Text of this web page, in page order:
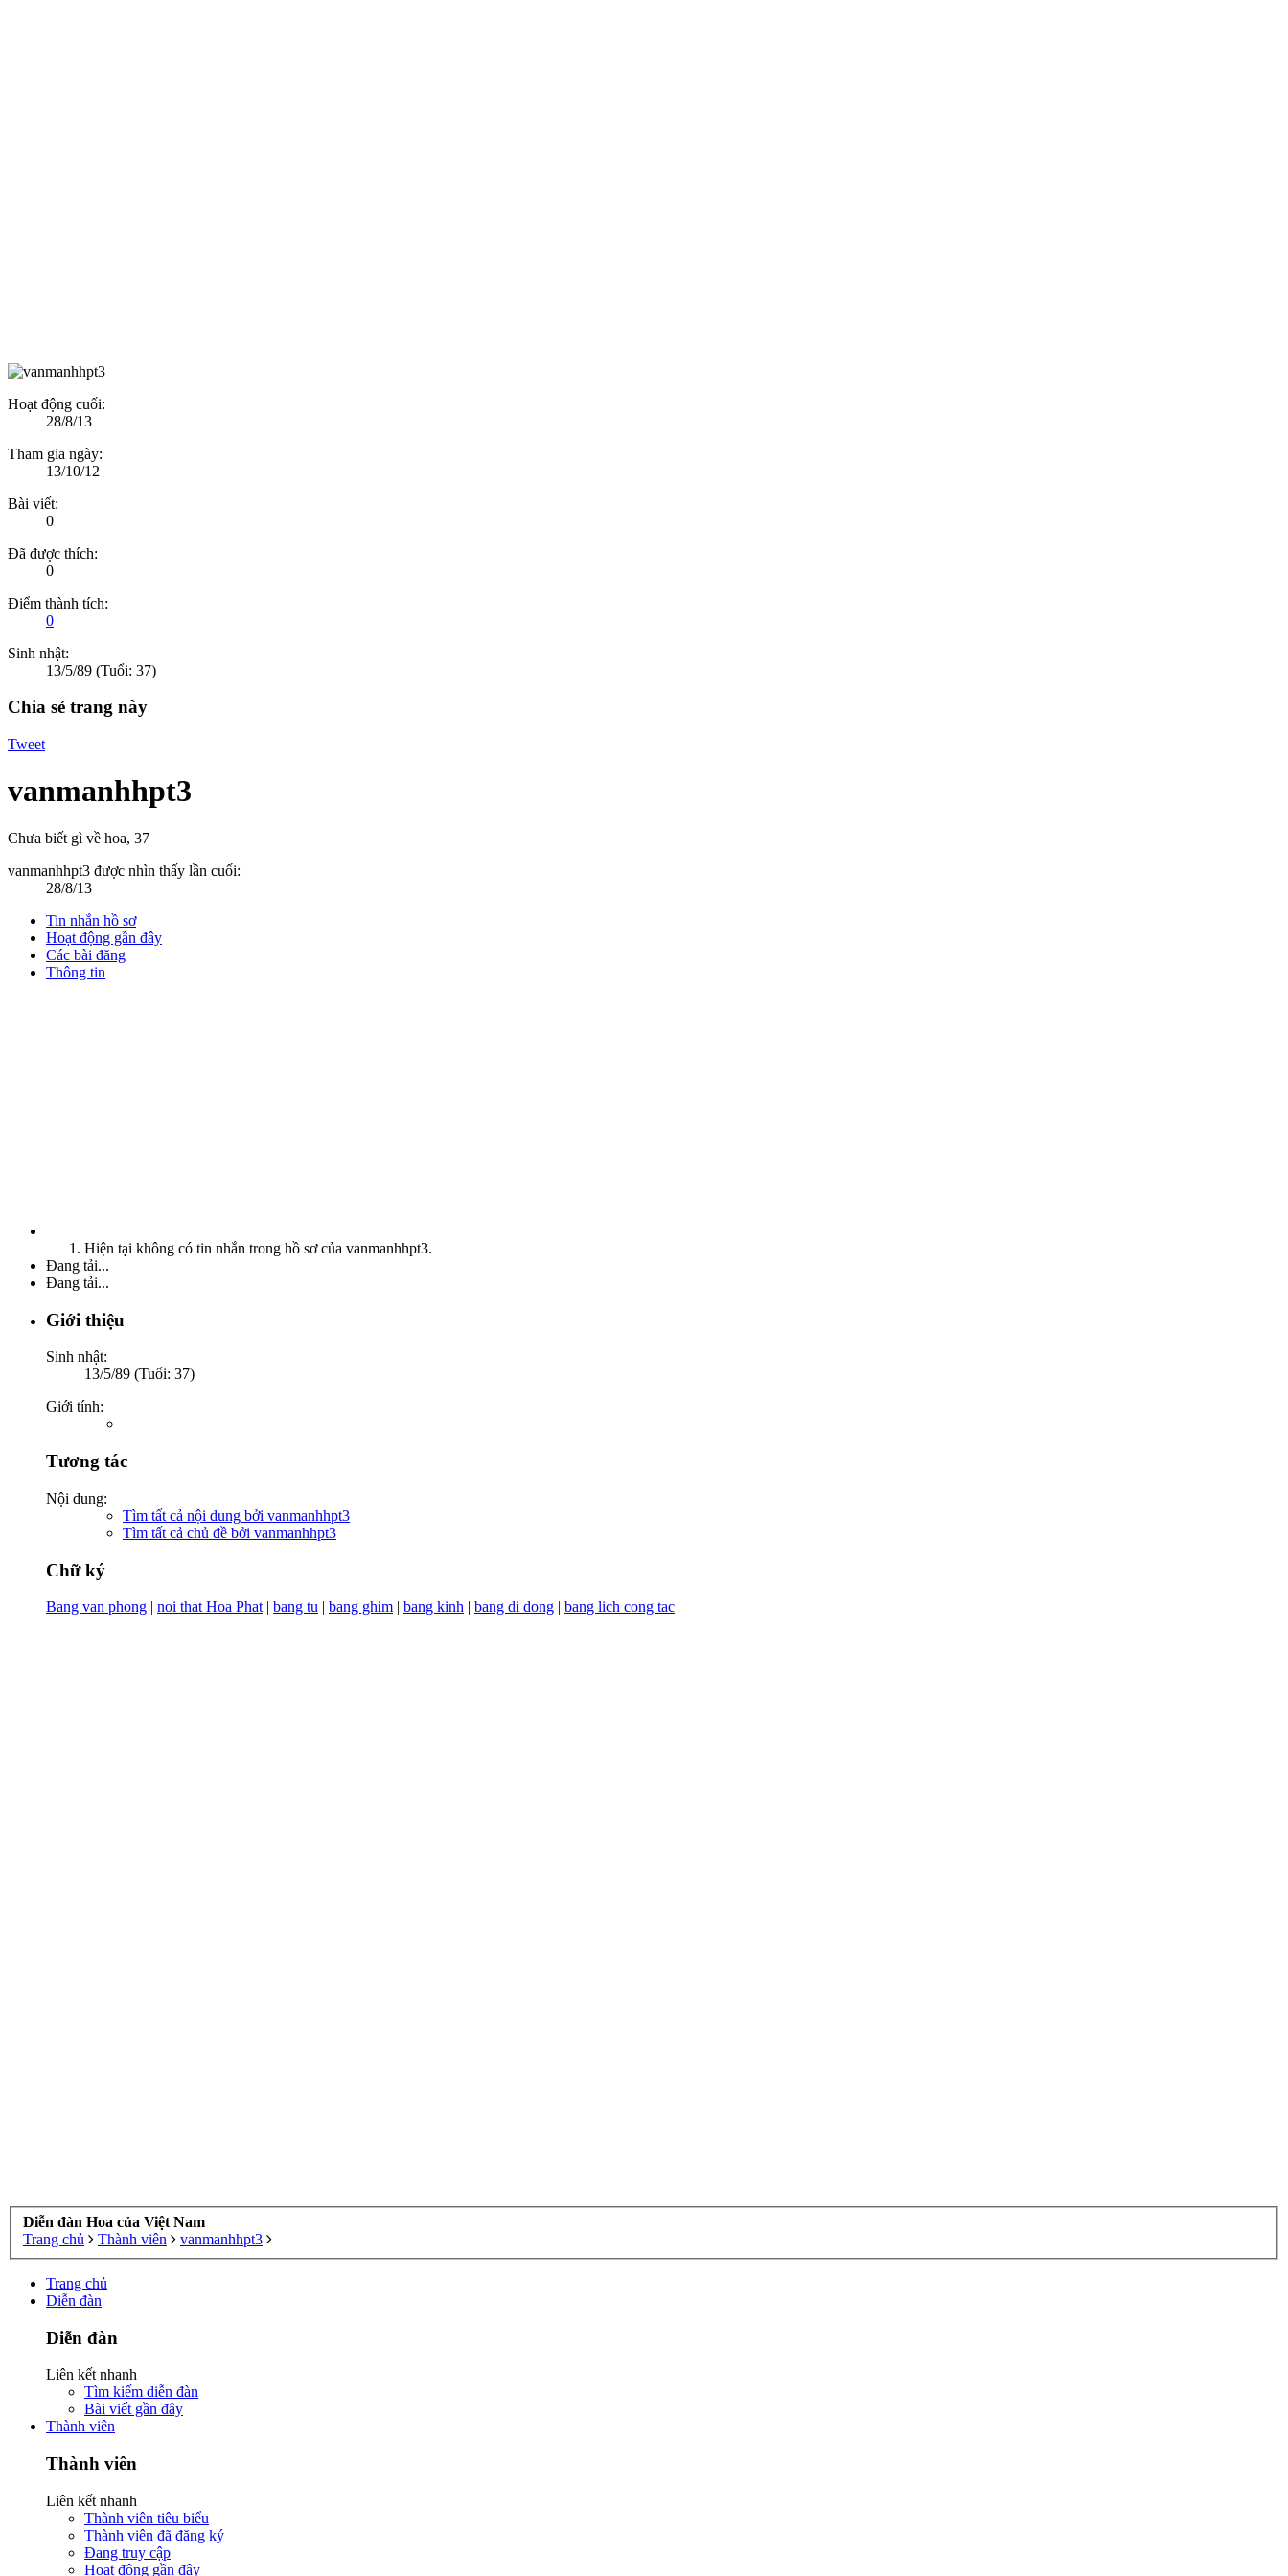
Hoạt động cuối:
28/8/13
Tham gia ngày:
13/10/12
Bài viết:
0
Đã được thích:
0
Điểm thành tích:
0
Sinh nhật:
13/5/89 (Tuổi: 37)
Chia sẻ trang này
Tweet
vanmanhhpt3
Chưa biết gì về hoa, 37
vanmanhhpt3 được nhìn thấy lần cuối:
28/8/13
Tin nhắn hồ sơ
Hoạt động gần đây
Các bài đăng
Thông tin
Hiện tại không có tin nhắn trong hồ sơ của vanmanhhpt3.
Đang tải...
Đang tải...
Giới thiệu
Sinh nhật:
13/5/89 (Tuổi: 37)
Giới tính:
Tương tác
Nội dung:
Tìm tất cả nội dung bởi vanmanhhpt3
Tìm tất cả chủ đề bởi vanmanhhpt3
Chữ ký
Bang van phong | noi that Hoa Phat | bang tu | bang ghim | bang kinh | bang di dong | bang lich cong tac
Diễn đàn Hoa của Việt Nam
Trang chủ
Thành viên vanmanhhpt3
Trang chủ
Diễn đàn
Diễn đàn
Liên kết nhanh
Tìm kiếm diễn đàn
Bài viết gần đây
Thành viên
Thành viên
Liên kết nhanh
Thành viên tiêu biểu
Thành viên đã đăng ký
Đang truy cập
Hoạt động gần đây